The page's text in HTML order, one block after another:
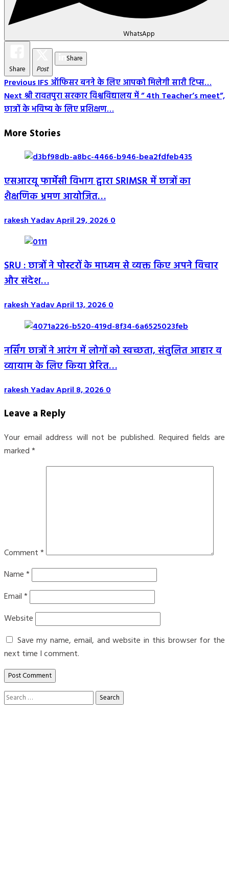
WhatsApp
Share Post
Share
Post
Navigation
PreviousIFS ऑफिसर बनने के लिए आपको मिलेगी सारी टिप्स…
Nextश्री रावतपुरा सरकार विश्वविद्यालय में ” 4th Teacher’s meet”,
छात्रों के भविष्य के लिए प्रशिक्षण…
More Stories
एसआरयू फार्मेसी विभाग द्वारा SRIMSR में छात्रों का
शैक्षणिक भ्रमण आयोजित…
rakesh YadavApril 29, 20260
SRU : छात्रों ने पोस्टरों के माध्यम से व्यक्त किए अपने विचार
और संदेश…
rakesh YadavApril 13, 20260
नर्सिंग छात्रों ने आरंग में लोगों को स्वच्छता, संतुलित आहार व
व्यायाम के लिए किया प्रेरित…
rakesh YadavApril 8, 20260
Leave a Reply
Your email address will not be published. Required fields are
marked*
Comment*
Name*
Email*
Website
Save my name, email, and website in this browser for the
next time I comment.
Search